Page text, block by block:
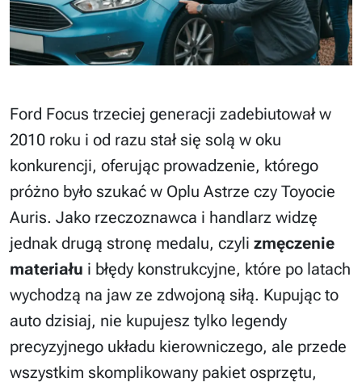
Ford Focus trzeciej generacji zadebiutował w
2010 roku i od razu stał się solą w oku
konkurencji, oferując prowadzenie, którego
próżno było szukać w Oplu Astrze czy Toyocie
Auris. Jako rzeczoznawca i handlarz widzę
jednak drugą stronę medalu, czyli zmęczenie
materiału i błędy konstrukcyjne, które po latach
wychodzą na jaw ze zdwojoną siłą. Kupując to
auto dzisiaj, nie kupujesz tylko legendy
precyzyjnego układu kierowniczego, ale przede
wszystkim skomplikowany pakiet osprzętu,